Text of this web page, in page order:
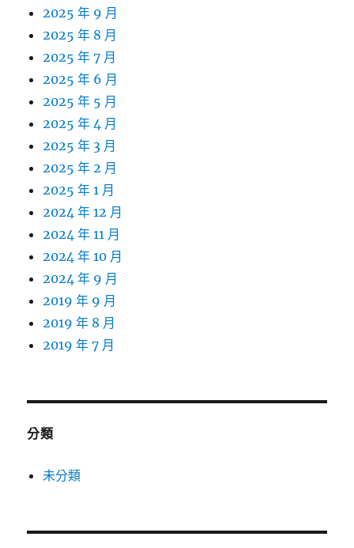
2025 年 9 月
2025 年 8 月
2025 年 7 月
2025 年 6 月
2025 年 5 月
2025 年 4 月
2025 年 3 月
2025 年 2 月
2025 年 1 月
2024 年 12 月
2024 年 11 月
2024 年 10 月
2024 年 9 月
2019 年 9 月
2019 年 8 月
2019 年 7 月
分類
未分類